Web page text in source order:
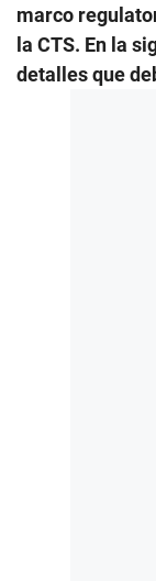
marco
la CTS. En la
detalles que